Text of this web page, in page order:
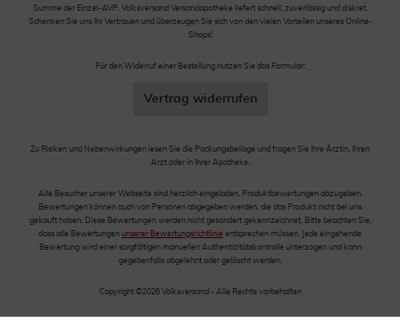
Summe der Einzel-AVP. Volksversand Versandapotheke liefert schnell, zuverlässig und diskret.
Schenken Sie uns Ihr Vertrauen und überzeugen Sie sich von den vielen Vorteilen unseres Online-
Shops!
Für den Widerruf einer Bestellung nutzen Sie das Formular:
Vertrag widerrufen
Zu Risiken und Nebenwirkungen lesen Sie die Packungsbeilage und fragen Sie Ihre Ärztin, Ihren
Arzt oder in Ihrer Apotheke.
Alle Besucher unserer Webseite sind herzlich eingeladen, Produktbewertungen abzugeben.
Bewertungen können auch von Personen abgegeben werden, die das Produkt nicht bei uns
gekauft haben. Diese Bewertungen werden nicht gesondert gekennzeichnet. Bitte beachten Sie,
dass alle Bewertungen unserer Bewertungsrichtlinie entsprechen müssen. Jede eingehende
Bewertung wird einer sorgfältigen manuellen Authentizitätskontrolle unterzogen und kann
gegebenfalls abgelehnt oder gelöscht werden.
Copyright ©2026 Volksversand - Alle Rechte vorbehalten